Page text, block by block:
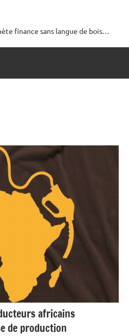
finance sans langue de bois…
africains
de production